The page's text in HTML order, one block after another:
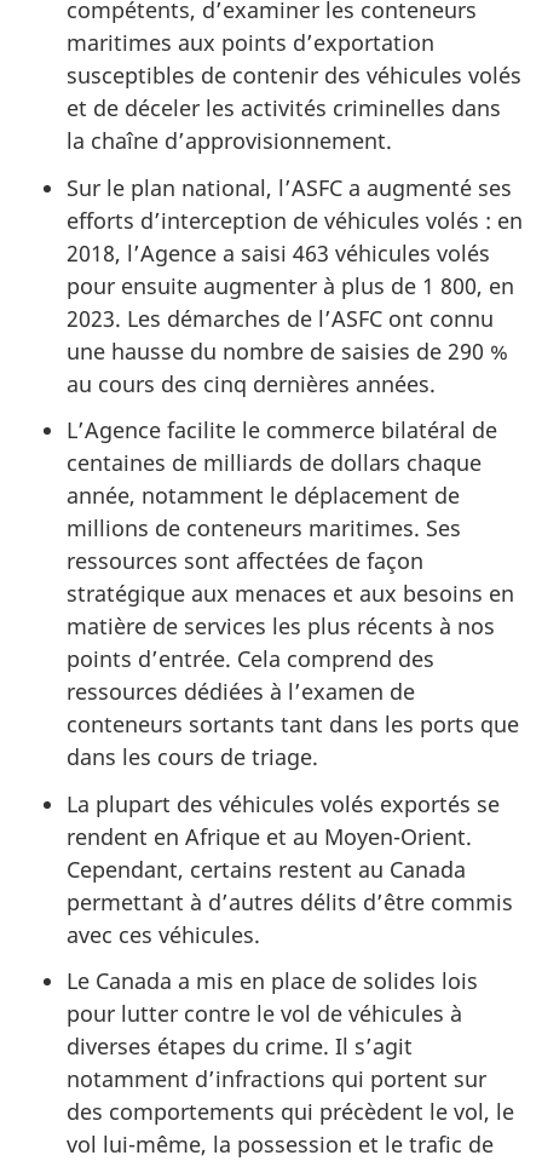
compétents, d’examiner les conteneurs
maritimes aux points d’exportation
susceptibles de contenir des véhicules volés
et de déceler les activités criminelles dans
la chaîne d’approvisionnement.
Sur le plan national, l’ASFC a augmenté ses
efforts d’interception de véhicules volés : en
2018, l’Agence a saisi 463 véhicules volés
pour ensuite augmenter à plus de 1 800, en
2023. Les démarches de l’ASFC ont connu
une hausse du nombre de saisies de 290 %
au cours des cinq dernières années.
L’Agence facilite le commerce bilatéral de
centaines de milliards de dollars chaque
année, notamment le déplacement de
millions de conteneurs maritimes. Ses
ressources sont affectées de façon
stratégique aux menaces et aux besoins en
matière de services les plus récents à nos
points d’entrée. Cela comprend des
ressources dédiées à l’examen de
conteneurs sortants tant dans les ports que
dans les cours de triage.
La plupart des véhicules volés exportés se
rendent en Afrique et au Moyen-Orient.
Cependant, certains restent au Canada
permettant à d’autres délits d’être commis
avec ces véhicules.
Le Canada a mis en place de solides lois
pour lutter contre le vol de véhicules à
diverses étapes du crime. Il s’agit
notamment d’infractions qui portent sur
des comportements qui précèdent le vol, le
vol lui-même, la possession et le trafic de